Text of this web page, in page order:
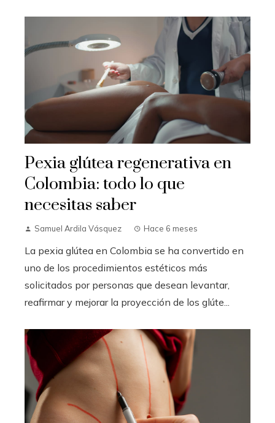
Pexia glútea regenerativa en
Colombia: todo lo que
necesitas saber
Samuel Ardila Vásquez Hace 6 meses
La pexia glútea en Colombia se ha convertido en
uno de los procedimientos estéticos más
solicitados por personas que desean levantar,
reafirmar y mejorar la proyección de los glúte...